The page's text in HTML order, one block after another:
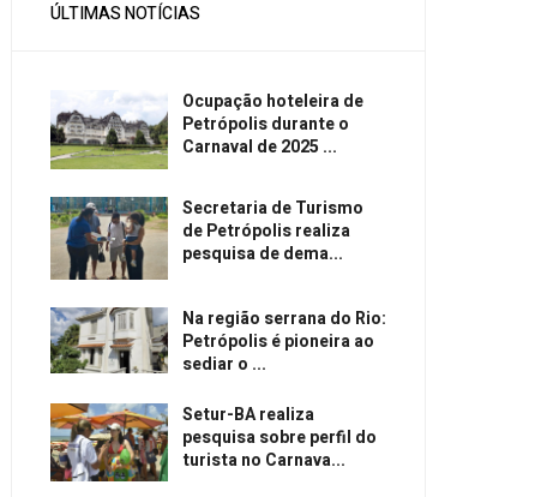
ÚLTIMAS NOTÍCIAS
Ocupação hoteleira de
Petrópolis durante o
Carnaval de 2025 ...
Secretaria de Turismo
de Petrópolis realiza
pesquisa de dema...
Na região serrana do Rio:
Petrópolis é pioneira ao
sediar o ...
Setur-BA realiza
pesquisa sobre perfil do
turista no Carnava...